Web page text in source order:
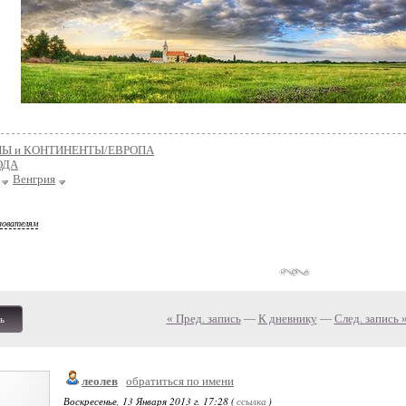
и КОНТИНЕНТЫ/ЕВРОПА
Венгрия
« Пред. запись— К дневнику — След. запись
леолев обратиться по имени
Воскресенье, 13 Января 2013 г. 17:28 (ссылка )